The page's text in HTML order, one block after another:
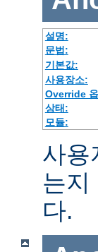
설명:
문법:
기본값:
사용장소:
Override
상태:
모듈:
사용
는지
다.